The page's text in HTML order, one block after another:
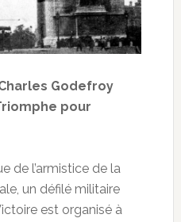
Godefroy
pour
de l’armistice de la
un défilé militaire
est organisé à